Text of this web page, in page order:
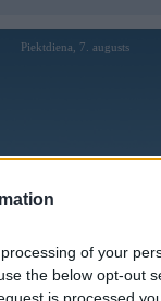
of your
the below opt-out
Piektdiena, 7. augusts
Lietotāji
manīts: 12. May 2026, 20:17